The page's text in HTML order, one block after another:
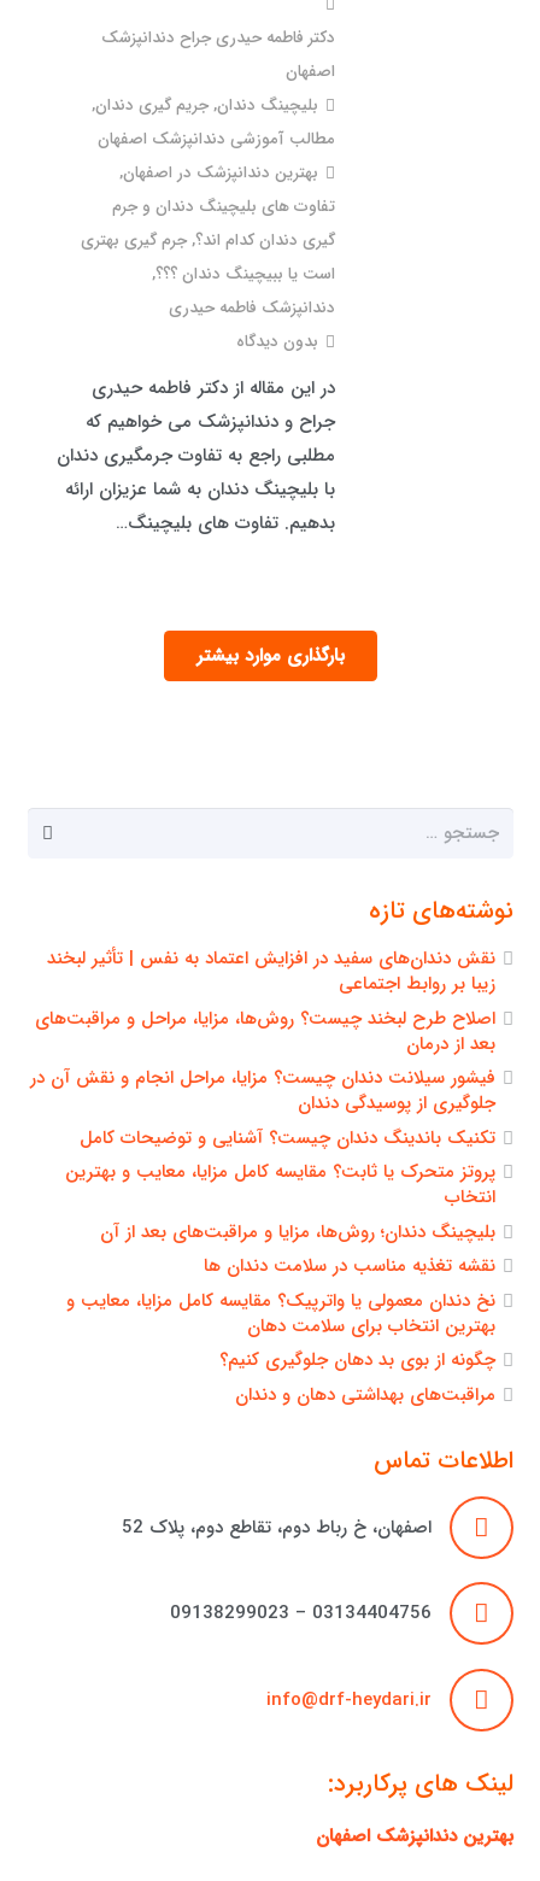
دکتر فاطمه حیدری جراح دندانپزشک
اصفهان
بلیچینگ دندان,جریم گیری دندان,
مطالب آموزشی دندانپزشک اصفهان
بهترین دندانپزشک در اصفهان,
تفاوت های بلیچینگ دندان و جرم
گیری دندان کدام اند؟,جرم گیری بهتری
است یا ببیچینگ دندان ؟؟؟,
دندانپزشک فاطمه حیدری
بدون دیدگاه
در این مقاله از دکتر فاطمه حیدری
جراح و دندانپزشک می خواهیم که
مطلبی راجع به تفاوت جرمگیری دندان
با بلیچینگ دندان به شما عزیزان ارائه
بدهیم. تفاوت های بلیچینگ…
بارگذاری موارد بیشتر
جستجو
نوشته‌های تازه
نقش دندان‌های سفید در افزایش اعتماد به نفس | تأثیر لبخند
زیبا بر روابط اجتماعی
اصلاح طرح لبخند چیست؟ روش‌ها، مزایا، مراحل و مراقبت‌های
بعد از درمان
فیشور سیلانت دندان چیست؟ مزایا، مراحل انجام و نقش آن در
جلوگیری از پوسیدگی دندان
تکنیک باندینگ دندان چیست؟ آشنایی و توضیحات کامل
پروتز متحرک یا ثابت؟ مقایسه کامل مزایا، معایب و بهترین
انتخاب
بلیچینگ دندان؛ روش‌ها، مزایا و مراقبت‌های بعد از آن
نقشه تغذیه مناسب در سلامت دندان ها
نخ دندان معمولی یا واترپیک؟ مقایسه کامل مزایا، معایب و
بهترین انتخاب برای سلامت دهان
چگونه از بوی بد دهان جلوگیری کنیم؟
مراقبت‌های بهداشتی دهان و دندان
اطلاعات تماس
اصفهان، خ رباط دوم، تقاطع دوم، پلاک 52
03134404756 – 09138299023
info@drf-heydari.ir
لینک های پرکاربرد:
بهترین دندانپزشک اصفهان